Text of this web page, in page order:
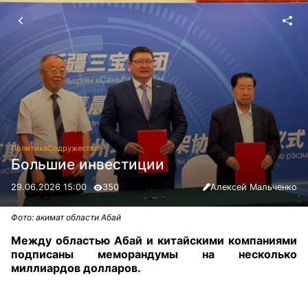
ПолитикаСодружество
Большие инвестиции
29.06.2026 15:00 350 Алексей Мальченко
Фото: акимат области Абай
Между областью Абай и китайскими компаниями
подписаны меморандумы на несколько
миллиардов долларов.